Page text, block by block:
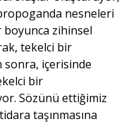
nesneleri
zihinsel
tekelci bir
sonra, içerisinde
bir
Sözünü ettiğimiz
taşınmasına